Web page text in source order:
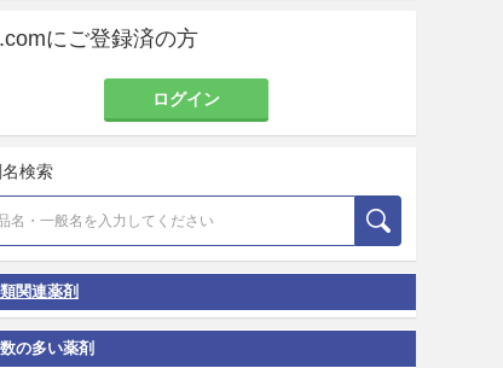
にご登録済の方
ログイン
検索
関連薬剤
の多い薬剤